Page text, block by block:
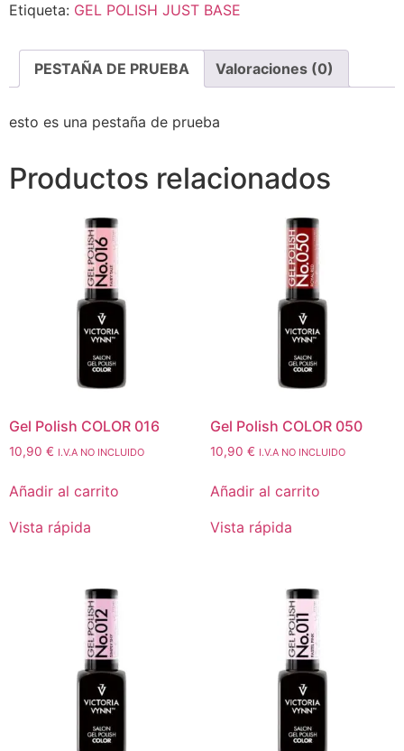
Etiqueta: GEL POLISH JUST BASE
PESTAÑA DE PRUEBA Valoraciones (0)
esto es una pestaña de prueba
Productos relacionados
Gel Polish COLOR 016
10,90 € I.V.A NO INCLUIDO
Añadir al carrito
Vista rápida
Gel Polish COLOR 050
10,90 € I.V.A NO INCLUIDO
Añadir al carrito
Vista rápida